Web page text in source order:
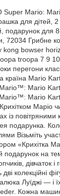
Mario:
для дітей, 2
подарунок для
72034 Грибне
kong bowser
troopa 7 9 10
перегони
країна Mario
Mario
Mario
Маріо
із
подарунка.
Візьміть
«Крихітка
подарунок на
дівчаток і
дві колекційні
Луїджі — і
Кожна